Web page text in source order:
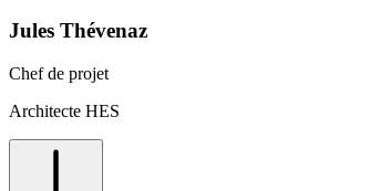
Jules Thévenaz
Chef de projet
Architecte HES